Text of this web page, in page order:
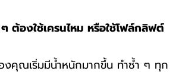
ต้องใช้เครนไหม หรือใช้โฟล์กลิฟต์
คุณเริ่มมีน้ำหนักมากขึ้น ทำซ้ำ ๆ ทุก